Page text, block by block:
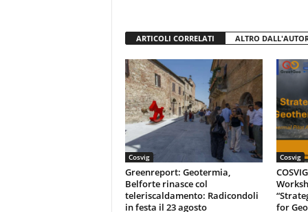
ARTICOLI CORRELATI ALTRO
Cosvig
Greenreport: Geotermia,
Belforte rinasce col
teleriscaldamento: Radicondoli
in festa il 23 agosto
Cosvig
for